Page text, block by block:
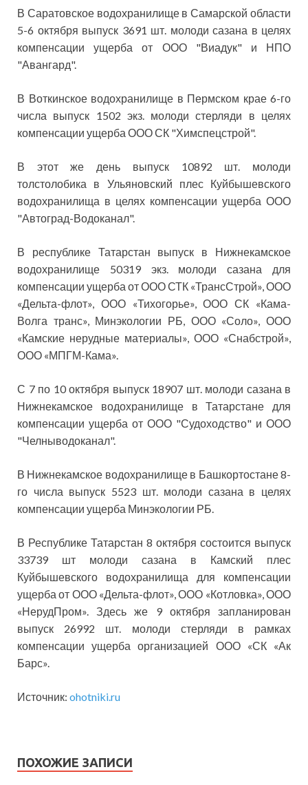
В Саратовское водохранилище в Самарской области
5-6 октября выпуск 3691 шт. молоди сазана в целях
компенсации ущерба от ООО "Виадук" и НПО
"Авангард".
В Воткинское водохранилище в Пермском крае 6-го
числа выпуск 1502 экз. молоди стерляди в целях
компенсации ущерба ООО СК "Химспецстрой".
В этот же день выпуск 10892 шт. молоди
толстолобика в Ульяновский плес Куйбышевского
водохранилища в целях компенсации ущерба ООО
"Автоград-Водоканал".
В республике Татарстан выпуск в Нижнекамское
водохранилище 50319 экз. молоди сазана для
компенсации ущерба от ООО СТК «ТрансСтрой», ООО
«Дельта-флот», ООО «Тихогорье», ООО СК «Кама-
Волга транс», Минэкологии РБ, ООО «Соло», ООО
«Камские нерудные материалы», ООО «Снабстрой»,
ООО «МПГМ-Кама».
С 7 по 10 октября выпуск 18907 шт. молоди сазана в
Нижнекамское водохранилище в Татарстане для
компенсации ущерба от ООО "Судоходство" и ООО
"Челныводоканал".
В Нижнекамское водохранилище в Башкортостане 8-
го числа выпуск 5523 шт. молоди сазана в целях
компенсации ущерба Минэкологии РБ.
В Республике Татарстан 8 октября состоится выпуск
33739 шт молоди сазана в Камский плес
Куйбышевского водохранилища для компенсации
ущерба от ООО «Дельта-флот», ООО «Котловка», ООО
«НерудПром». Здесь же 9 октября запланирован
выпуск 26992 шт. молоди стерляди в рамках
компенсации ущерба организацией ООО «СК «Ак
Барс».
Источник: ohotniki.ru
ПОХОЖИЕ ЗАПИСИ